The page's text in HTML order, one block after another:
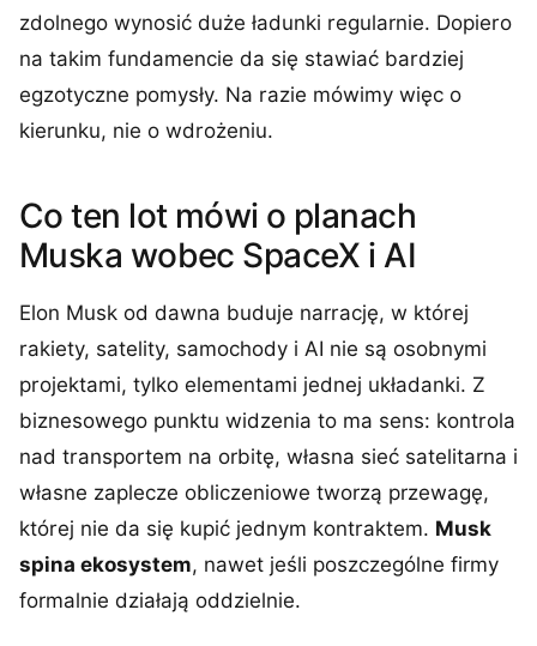
zdolnego wynosić duże ładunki regularnie. Dopiero
na takim fundamencie da się stawiać bardziej
egzotyczne pomysły. Na razie mówimy więc o
kierunku, nie o wdrożeniu.
Co ten lot mówi o planach
Muska wobec SpaceX i AI
Elon Musk od dawna buduje narrację, w której
rakiety, satelity, samochody i AI nie są osobnymi
projektami, tylko elementami jednej układanki. Z
biznesowego punktu widzenia to ma sens: kontrola
nad transportem na orbitę, własna sieć satelitarna i
własne zaplecze obliczeniowe tworzą przewagę,
której nie da się kupić jednym kontraktem. Musk
spina ekosystem, nawet jeśli poszczególne firmy
formalnie działają oddzielnie.